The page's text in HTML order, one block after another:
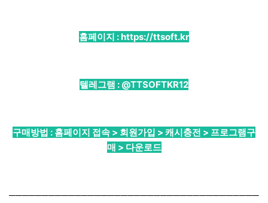
홈페이지 :https://ttsoft.kr
텔레그램 : @TTSOFTKR12
구매방법 : 홈페이지 접속 > 회원가입 > 캐시충전 > 프로그램구
매 > 다운로드
──────────────────────────────────────